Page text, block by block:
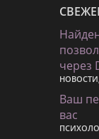
через
НОВОСТИ,
Ваш
вас